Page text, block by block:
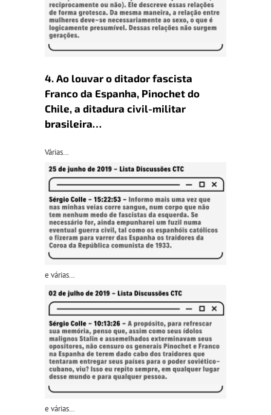
4. Ao louvar o ditador fascista
Franco da Espanha, Pinochet do
Chile, a ditadura civil-militar
brasileira…
Várias…
e várias…
e várias…